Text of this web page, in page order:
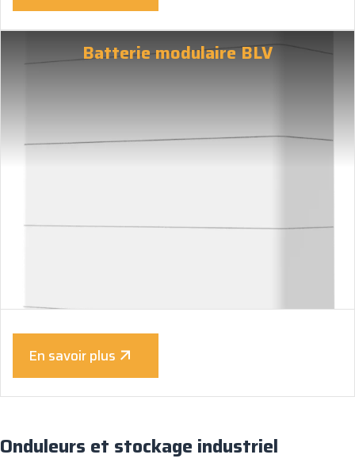
Batterie modulaire BLV
En savoir plus
Onduleurs et stockage industriel